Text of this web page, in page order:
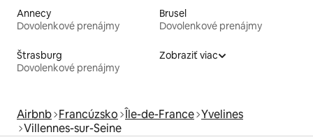
Annecy
Dovolenkové prenájmy
Brusel
Dovolenkové prenájmy
Štrasburg
Dovolenkové prenájmy
Zobraziť viac
Airbnb Francúzsko Île-de-France Yvelines
Villennes-sur-Seine